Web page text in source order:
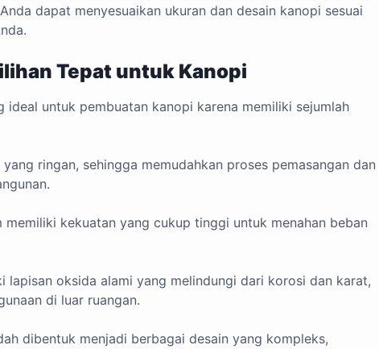
dapat menyesuaikan ukuran dan desain kanopi sesuai
Tepat untuk Kanopi
ideal untuk pembuatan kanopi karena memiliki sejumlah
ringan, sehingga memudahkan proses pemasangan dan
memiliki kekuatan yang cukup tinggi untuk menahan beban
lapisan oksida alami yang melindungi dari korosi dan karat,
di luar ruangan.
dibentuk menjadi berbagai desain yang kompleks,